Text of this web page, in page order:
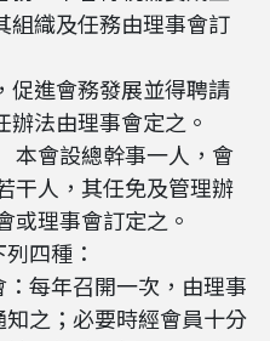
組織及任務由理事會訂
促進會務發展並得聘請
辦法由理事會定之。
會設總幹事一人，會
干人，其任免及管理辦
或理事會訂定之。
四種：
召開一次，由理事
之；必要時經會員十分